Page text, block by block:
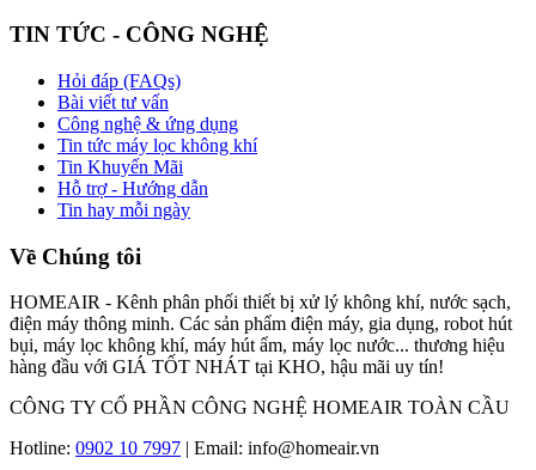
TIN TỨC - CÔNG NGHỆ
Hỏi đáp (FAQs)
Bài viết tư vấn
Công nghệ & ứng dụng
Tin tức máy lọc không khí
Tin Khuyến Mãi
Hỗ trợ - Hướng dẫn
Tin hay mỗi ngày
Về Chúng tôi
HOMEAIR - Kênh phân phối thiết bị xử lý không khí, nước sạch,
điện máy thông minh. Các sản phẩm điện máy, gia dụng, robot hút
bụi, máy lọc không khí, máy hút ẩm, máy lọc nước... thương hiệu
hàng đầu với GIÁ TỐT NHÁT tại KHO, hậu mãi uy tín!
CÔNG TY CỔ PHẦN CÔNG NGHỆ HOMEAIR TOÀN CẦU
Hotline: 0902 10 7997 | Email: info@homeair.vn